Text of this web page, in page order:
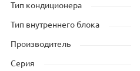
Тип кондиционера
Тип внутреннего блока
Производитель
Серия